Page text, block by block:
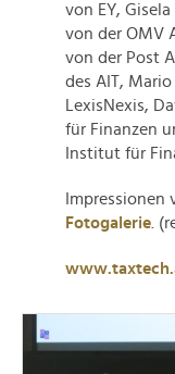
von EY,
von der OMV
von der Post
des AIT,
LexisNexis,
für Finanzen
Institut für
Impressionen
Fotogalerie .